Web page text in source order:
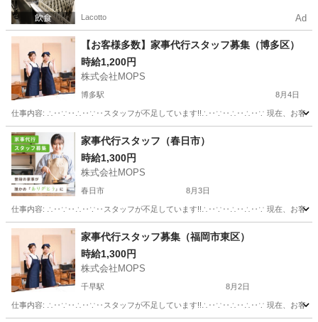
Lacotto Ad
【お客様多数】家事代行スタッフ募集（博多区）
時給1,200円
株式会社MOPS
博多駅 8月4日
仕事内容: ∴‥∵‥∴‥∵‥スタッフが不足しています!!∴‥∵‥∴‥∴‥∵ 現在、お客様から多
福岡 福岡市 博多駅 その他 スタッフ
家事代行スタッフ（春日市）
時給1,300円
株式会社MOPS
春日市 8月3日
仕事内容: ∴‥∵‥∴‥∵‥スタッフが不足しています!!∴‥∵‥∴‥∴‥∵ 現在、お客様から多
福岡 春日市 ホームヘルパー スタッフ
家事代行スタッフ募集（福岡市東区）
時給1,300円
株式会社MOPS
千早駅 8月2日
仕事内容: ∴‥∵‥∴‥∵‥スタッフが不足しています!!∴‥∵‥∴‥∴‥∵ 現在、お客様から多